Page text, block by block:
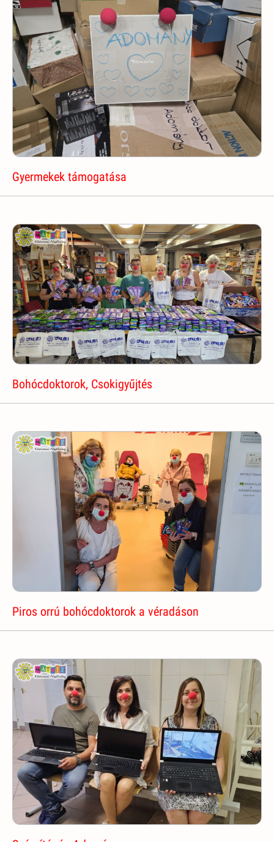
Gyermekek támogatása
Bohócdoktorok, Csokigyűjtés
Piros orrú bohócdoktorok a véradáson